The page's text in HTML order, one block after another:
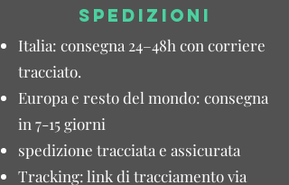
SPEDIZIONI
Italia: consegna 24–48h con corriere
tracciato.
Europa e resto del mondo: consegna
in 7-15 giorni
spedizione tracciata e assicurata
Tracking: link di tracciamento via